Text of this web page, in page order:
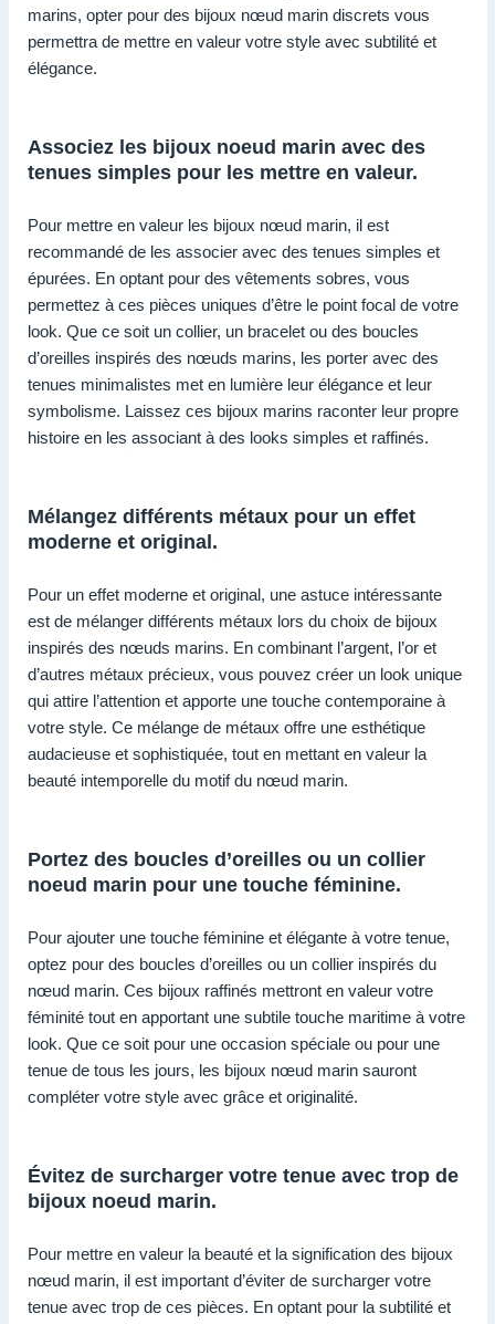
marins, opter pour des bijoux nœud marin discrets vous
permettra de mettre en valeur votre style avec subtilité et
élégance.
Associez les bijoux noeud marin avec des
tenues simples pour les mettre en valeur.
Pour mettre en valeur les bijoux nœud marin, il est
recommandé de les associer avec des tenues simples et
épurées. En optant pour des vêtements sobres, vous
permettez à ces pièces uniques d’être le point focal de votre
look. Que ce soit un collier, un bracelet ou des boucles
d’oreilles inspirés des nœuds marins, les porter avec des
tenues minimalistes met en lumière leur élégance et leur
symbolisme. Laissez ces bijoux marins raconter leur propre
histoire en les associant à des looks simples et raffinés.
Mélangez différents métaux pour un effet
moderne et original.
Pour un effet moderne et original, une astuce intéressante
est de mélanger différents métaux lors du choix de bijoux
inspirés des nœuds marins. En combinant l’argent, l’or et
d’autres métaux précieux, vous pouvez créer un look unique
qui attire l’attention et apporte une touche contemporaine à
votre style. Ce mélange de métaux offre une esthétique
audacieuse et sophistiquée, tout en mettant en valeur la
beauté intemporelle du motif du nœud marin.
Portez des boucles d’oreilles ou un collier
noeud marin pour une touche féminine.
Pour ajouter une touche féminine et élégante à votre tenue,
optez pour des boucles d’oreilles ou un collier inspirés du
nœud marin. Ces bijoux raffinés mettront en valeur votre
féminité tout en apportant une subtile touche maritime à votre
look. Que ce soit pour une occasion spéciale ou pour une
tenue de tous les jours, les bijoux nœud marin sauront
compléter votre style avec grâce et originalité.
Évitez de surcharger votre tenue avec trop de
bijoux noeud marin.
Pour mettre en valeur la beauté et la signification des bijoux
nœud marin, il est important d’éviter de surcharger votre
tenue avec trop de ces pièces. En optant pour la subtilité et